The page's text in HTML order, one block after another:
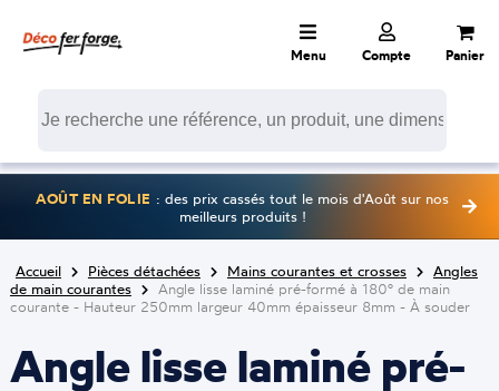
Menu Compte Panier
AOÛT EN FOLIE : des prix cassés tout le mois d'Août sur nos
meilleurs produits !
Accueil Pièces détachées Mains courantes et crosses
Angles
de main courantes
Angle lisse laminé pré-formé à 180° de main
courante - Hauteur 250mm largeur 40mm épaisseur 8mm - À souder
Angle lisse laminé pré-